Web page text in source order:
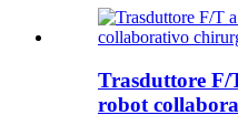
Trasduttore F/
robot